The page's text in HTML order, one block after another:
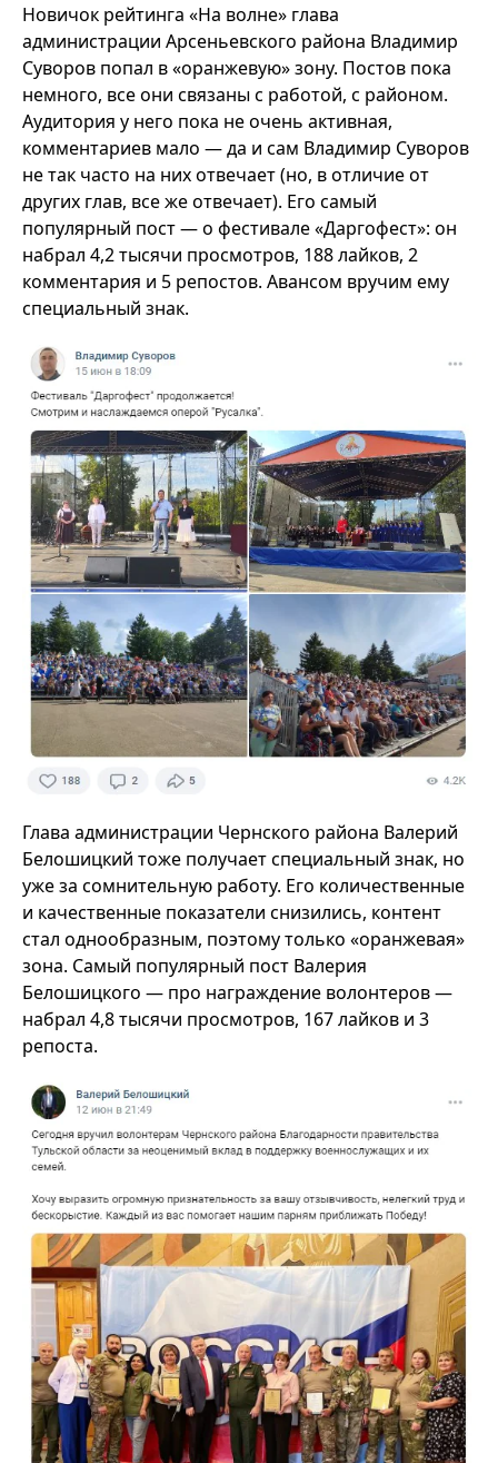
Новичок рейтинга «На волне» глава
администрации Арсеньевского района Владимир
Суворов попал в «оранжевую» зону. Постов пока
немного, все они связаны с работой, с районом.
Аудитория у него пока не очень активная,
комментариев мало — да и сам Владимир Суворов
не так часто на них отвечает (но, в отличие от
других глав, все же отвечает). Его самый
популярный пост — о фестивале «Даргофест»: он
набрал 4,2 тысячи просмотров, 188 лайков, 2
комментария и 5 репостов. Авансом вручим ему
специальный знак.
Глава администрации Чернского района Валерий
Белошицкий тоже получает специальный знак, но
уже за сомнительную работу. Его количественные
и качественные показатели снизились, контент
стал однообразным, поэтому только «оранжевая»
зона. Самый популярный пост Валерия
Белошицкого — про награждение волонтеров —
набрал 4,8 тысячи просмотров, 167 лайков и 3
репоста.